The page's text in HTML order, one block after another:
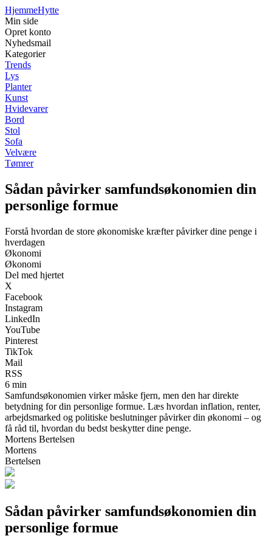
HjemmeHytte
Min side
Opret konto
Nyhedsmail
Kategorier
Trends
Lys
Planter
Kunst
Hvidevarer
Bord
Stol
Sofa
Velvære
Tømrer
Sådan påvirker samfundsøkonomien din
personlige formue
Forstå hvordan de store økonomiske kræfter påvirker dine penge i
hverdagen
Økonomi
Økonomi
Del med hjertet
X
Facebook
Instagram
LinkedIn
YouTube
Pinterest
TikTok
Mail
RSS
6 min
Samfundsøkonomien virker måske fjern, men den har direkte
betydning for din personlige formue. Læs hvordan inflation, renter,
arbejdsmarked og politiske beslutninger påvirker din økonomi – og
få råd til, hvordan du bedst beskytter dine penge.
Mortens Bertelsen
Mortens
Bertelsen
Sådan påvirker samfundsøkonomien din
personlige formue